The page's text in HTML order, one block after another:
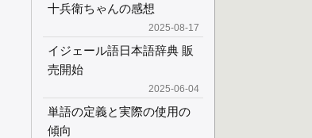
十兵衛ちゃんの感想
2025-08-17
イジェール語日本語辞典 販
売開始
2025-06-04
単語の定義と実際の使用の
傾向